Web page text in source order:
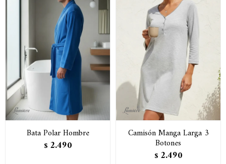
Bata Polar Hombre
$ 2.490
Camisón Manga Larga 3
Botones
$ 2.490